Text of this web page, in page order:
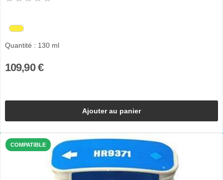
Quantité : 130 ml
109,90 €
Ajouter au panier
COMPATIBLE